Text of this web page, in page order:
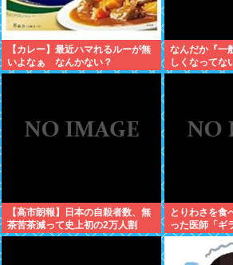
【カレー】最近ハマれるルーが無
いよなぁ なんかない？
なんだか『一
しくなってな
たいに副業し
【高市朗報】日本の自殺者数、無
茶苦茶減って史上初の2万人割
れ。無茶苦茶生きやすい国になっ
とりわさを食
った医師「ギ
になって本当
良かったと思